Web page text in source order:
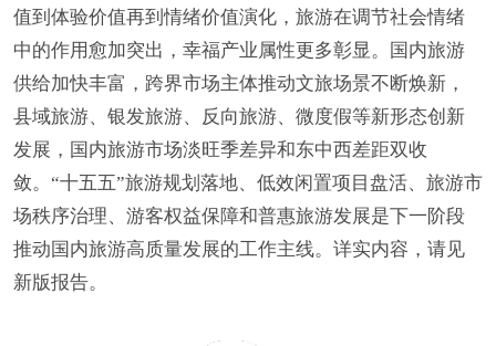
值到体验价值再到情绪价值演化，旅游在调节社会情绪
中的作用愈加突出，幸福产业属性更多彰显。国内旅游
供给加快丰富，跨界市场主体推动文旅场景不断焕新，
县域旅游、银发旅游、反向旅游、微度假等新形态创新
发展，国内旅游市场淡旺季差异和东中西差距双收
敛。“十五五”旅游规划落地、低效闲置项目盘活、旅游市
场秩序治理、游客权益保障和普惠旅游发展是下一阶段
推动国内旅游高质量发展的工作主线。详实内容，请见
新版报告。